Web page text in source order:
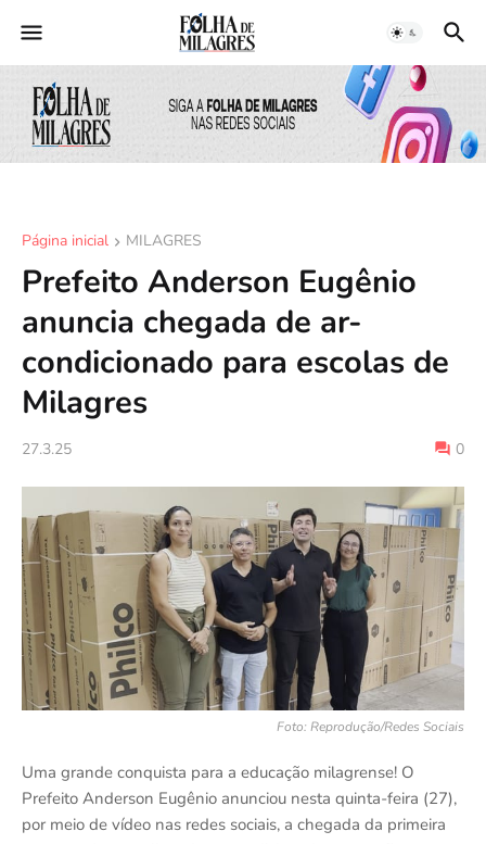
Página inicial MILAGRES
Prefeito Anderson Eugênio
anuncia chegada de ar-
condicionado para escolas de
Milagres
27.3.25 0
Foto: Reprodução/Redes Sociais
Uma grande conquista para a educação milagrense! O
Prefeito Anderson Eugênio anunciou nesta quinta-feira (27),
por meio de vídeo nas redes sociais, a chegada da primeira